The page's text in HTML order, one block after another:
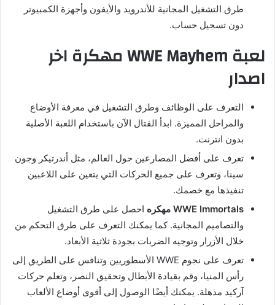
طرق التشغيل المجانية للأندرويد والأيفون وأجهزة الكمبيوتر
دون تسجيل حساب.
لعبة WWE Mayhem مهكرة اخر
اصدار
التعرف على الوظائف وطرق التشغيل في معرفة الأوضاع
والمراحل المميزة. ابدأ القتال الآن باستخدام اللعبة الأصلية
بدون انترنت.
تعرف على أفضل المصارعين حول العالم، مثل أندرتيكر وجون
سينا، وتعرف على جميع الحركات التي يتعين على اللاعبين
تنفيذها مع خصمك.
WWE Immortals مهكره
احصل على طرق التشغيل
والتصاميم المجانية. كما يمكنك التعرف على طرق التحكم من
خلال الأزرار وتوجيه الضربات بجودة ثلاثية الأبعاد.
تعرف على نجوم WWE الأسطوريين وتنافس على الطريق إلى
رأس المنيا، وقم بقيادة الأبطال وتحقيق النصر، وتعلم حركات
آركيد مذهلة. يمكنك أيضًا الوصول إلى أقوى أوضاع الألعاب